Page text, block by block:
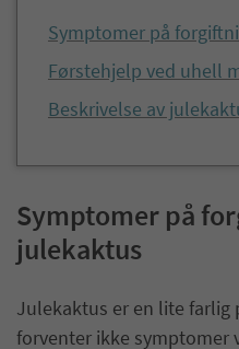
Symptomer på
Førstehjelp ved uhell
Beskrivelse av
Symptomer på
julekaktus
​Julekaktus er en lite farlig
forventer ikke symptomer